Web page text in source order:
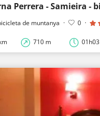
de muntanya · 0 ·
710 m 01h03